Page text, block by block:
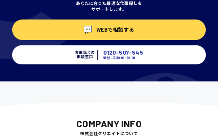
あなたに合った最適な仕事探しを
サポートします。
WEBで相談する
お電話での
相談窓口
0120-507-545
受付：平日9:00 - 18:00
COMPANY INFO
株式会社クリエイトについて